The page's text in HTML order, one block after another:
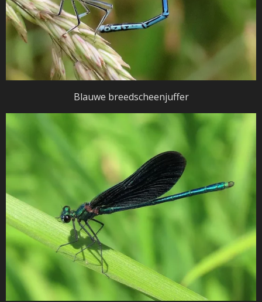
Blauwe breedscheenjuffer